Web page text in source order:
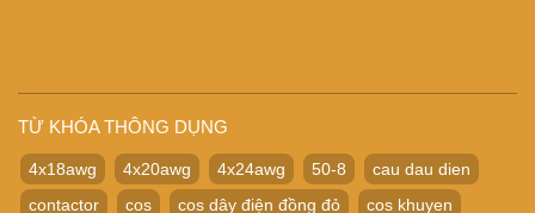
TỪ KHÓA THÔNG DỤNG
4x18awg 4x20awg 4x24awg 50-8
cau dau dien
contactor
cos cos dây điện đồng đỏ cos khuyen